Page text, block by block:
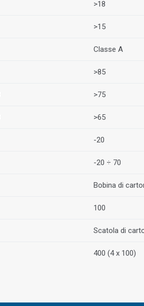
>18
>15
Classe A
>85
>75
>65
-20
-20 ÷ 70
Bobina di
100
Scatola di
400 (4 x 100)